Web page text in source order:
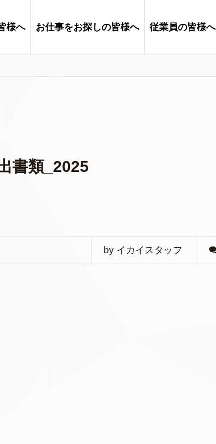
様へ お仕事をお探しの皆様へ 従業員の皆様へ
書類_2025
by イカイスタッフ